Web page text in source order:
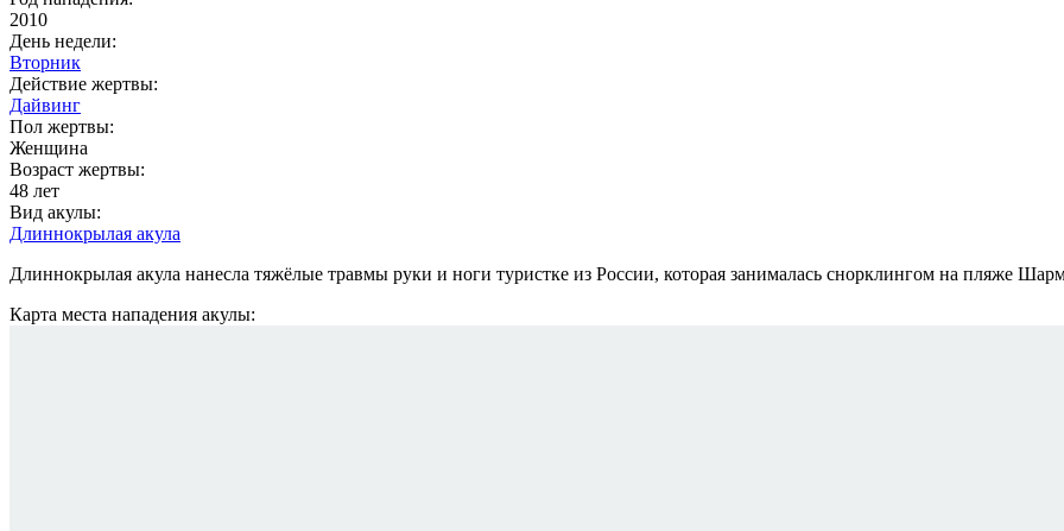
2010
День недели:
Вторник
Действие жертвы:
Дайвинг
Пол жертвы:
Женщина
Возраст жертвы:
48 лет
Вид акулы:
Длиннокрылая акула
Длиннокрылая акула нанесла тяжёлые травмы руки и ноги туристке из России, которая занималась снорклингом на пляже
Карта места нападения акулы: